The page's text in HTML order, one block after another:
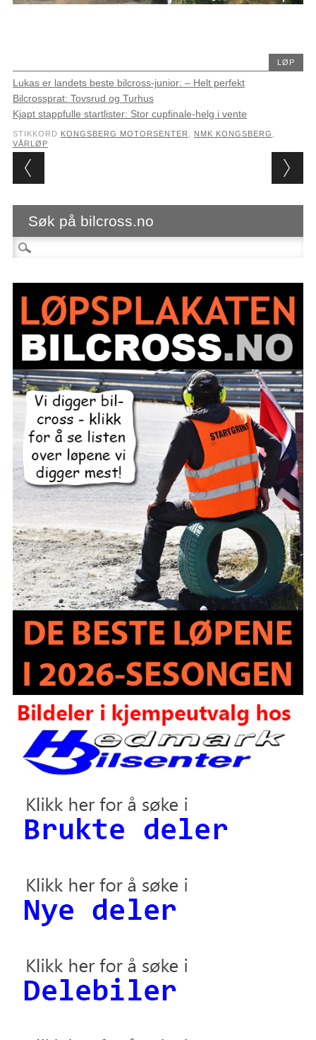
LØP
Lukas er landets beste bilcross-junior: – Helt perfekt
Bilcrossprat: Tovsrud og Turhus
Kjapt stappfulle startlister: Stor cupfinale-helg i vente
STIKKORD KONGSBERG MOTORSENTER NMK KONGSBERG
VÅRLØP
Post navigation
Søk på bilcross.no
Søk etter: